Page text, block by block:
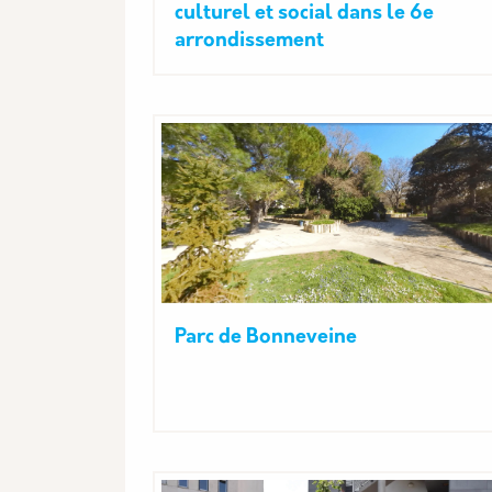
culturel et social dans le 6e
arrondissement
Parc de Bonneveine